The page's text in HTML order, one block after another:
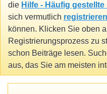
die Hilfe - Häufig gestellte
sich vermutlich registrieren
können. Klicken Sie oben
Registrierungsprozess zu
schon Beiträge lesen.
aus, das Sie am meisten